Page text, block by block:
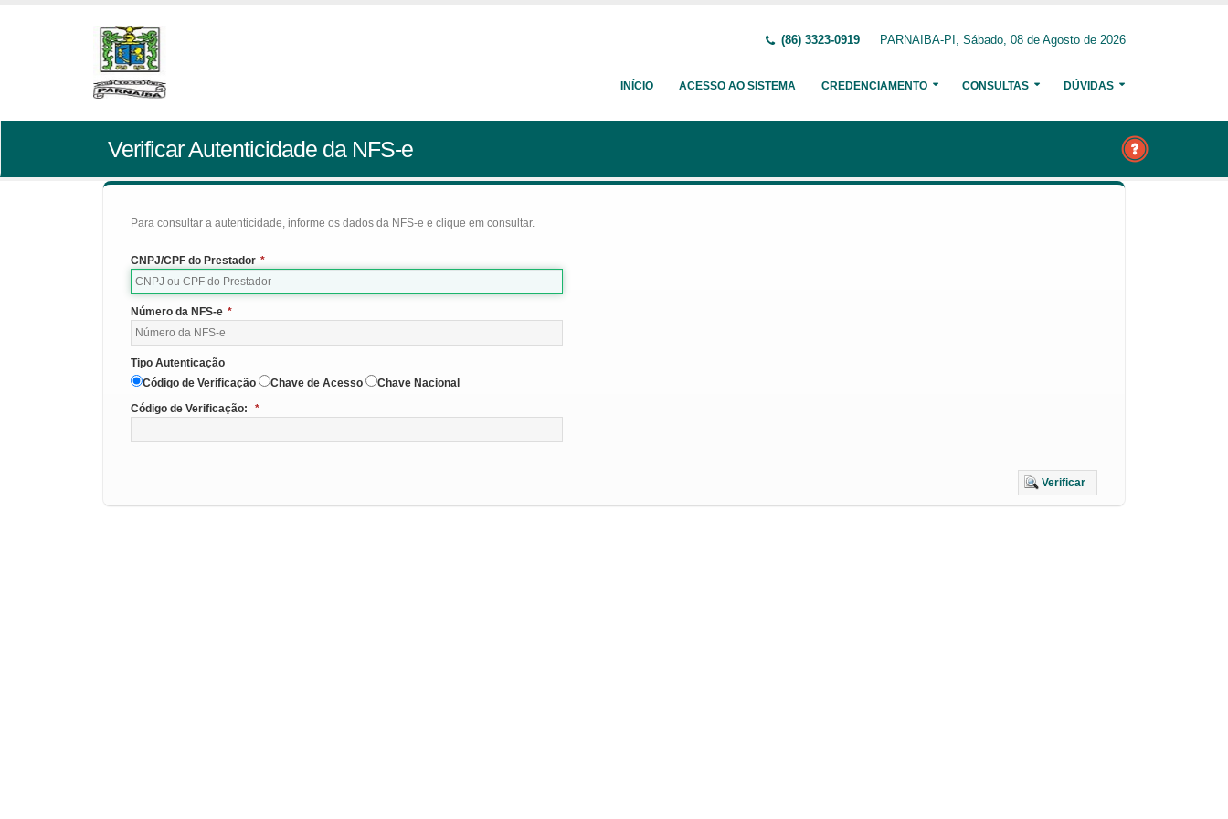
(86) 3323-0919 PARNAIBA-PI, Sábado, 08 de Agosto de 2026
INÍCIO ACESSO AO SISTEMA CREDENCIAMENTO CONSULTAS DÚVIDAS
Verificar Autenticidade da NFS-e
Para consultar a autenticidade, informe os dados da NFS-e e clique em consultar.
CNPJ/CPF do Prestador *
Número da NFS-e *
Tipo Autenticação
Código de Verificação
Chave de Acesso
Chave Nacional
Código de Verificação:
*
Verificar